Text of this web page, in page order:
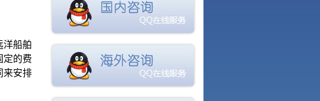
船舶
定的费
来安排